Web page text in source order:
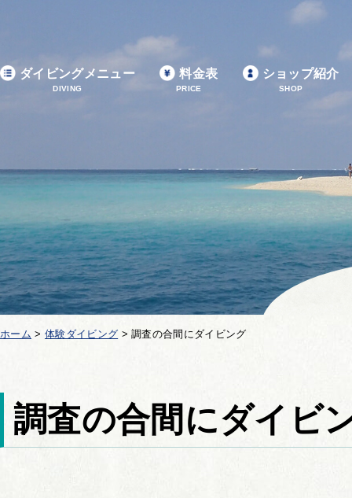
ダイビングメニュー
DIVING
料金表
PRICE
ショップ紹介
SHOP
ホーム > 体験ダイビング >調査の合間にダイビング
調査の合間にダイビ